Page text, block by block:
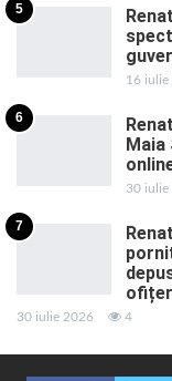
5
16 iulie
6
30 iulie
7
30 iulie 2026 4